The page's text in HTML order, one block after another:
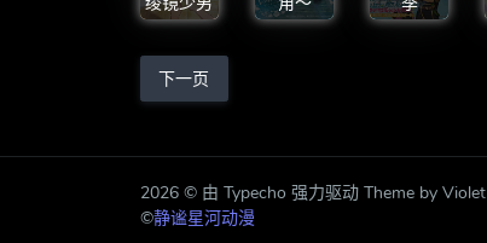
下一页
2026 © 由 Typecho 强力驱动 Theme by Violet
©静谧星河动漫